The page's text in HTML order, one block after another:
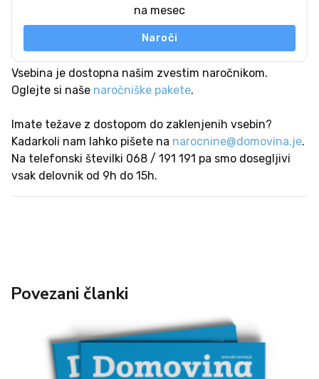
na mesec
Naroči
Vsebina je dostopna našim zvestim naročnikom.
Oglejte si naše naročniške pakete.
Imate težave z dostopom do zaklenjenih vsebin?
Kadarkoli nam lahko pišete na narocnine@domovina.je.
Na telefonski številki 068 / 191 191 pa smo dosegljivi
vsak delovnik od 9h do 15h.
Povezani članki